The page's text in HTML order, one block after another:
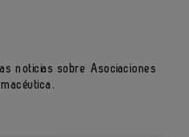
noticias sobre Asociaciones